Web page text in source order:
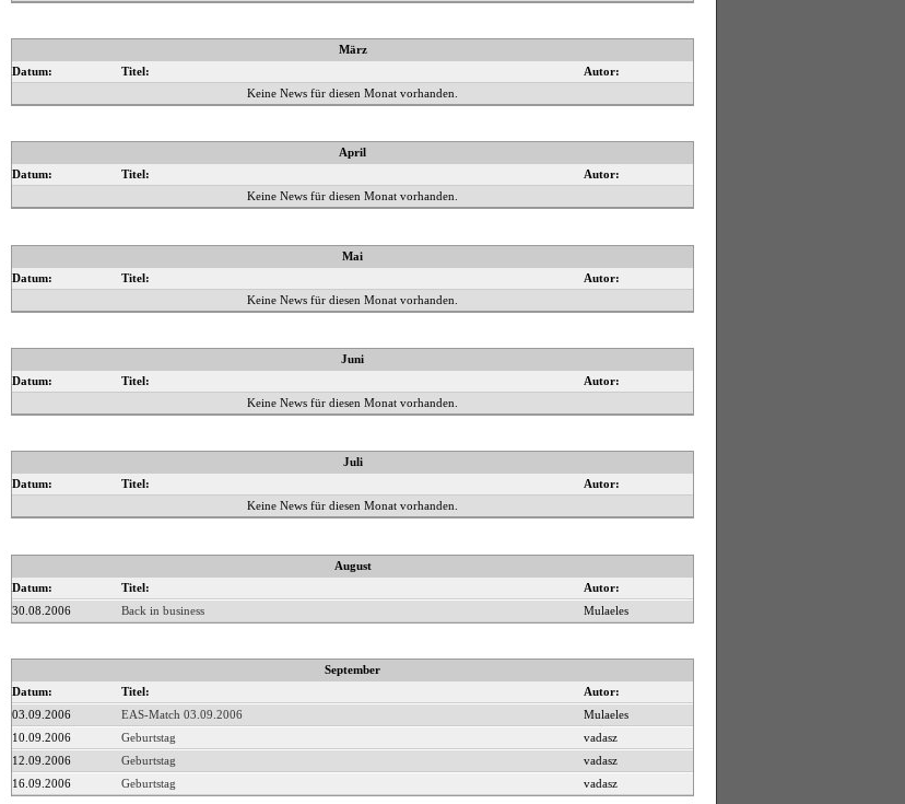
März
Datum:
Titel:
Autor:
Keine News für diesen Monat vorhanden.
April
Datum:
Titel:
Autor:
Keine News für diesen Monat vorhanden.
Mai
Datum:
Titel:
Autor:
Keine News für diesen Monat vorhanden.
Juni
Datum:
Titel:
Autor:
Keine News für diesen Monat vorhanden.
Juli
Datum:
Titel:
Autor:
Keine News für diesen Monat vorhanden.
August
Datum:
Titel:
Autor:
30.08.2006
Back in business Mulaeles
September
Datum:
Titel:
Autor:
03.09.2006
EAS-Match 03.09.2006
Mulaeles
10.09.2006
Geburtstag
vadasz
12.09.2006
Geburtstag
vadasz
16.09.2006
Geburtstag vadasz